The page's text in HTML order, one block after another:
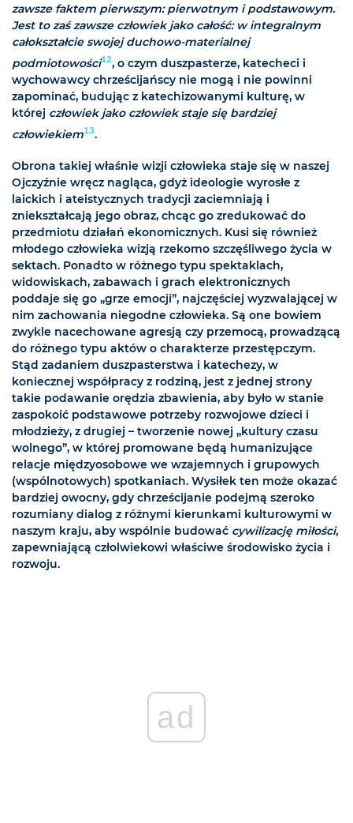
zawsze faktem pierwszym: pierwotnym i podstawowym.
Jest to zaś zawsze człowiek jako całość: w integralnym
całokształcie swojej duchowo-materialnej
podmiotowości12, o czym duszpasterze, katecheci i
wychowawcy chrześcijańscy nie mogą i nie powinni
zapominać, budując z katechizowanymi kulturę, w
której człowiek jako człowiek staje się bardziej
człowiekiem13.
Obrona takiej właśnie wizji człowieka staje się w naszej
Ojczyźnie wręcz nagląca, gdyż ideologie wyrosłe z
laickich i ateistycznych tradycji zaciemniają i
zniekształcają jego obraz, chcąc go zredukować do
przedmiotu działań ekonomicznych. Kusi się również
młodego człowieka wizją rzekomo szczęśliwego życia w
sektach. Ponadto w różnego typu spektaklach,
widowiskach, zabawach i grach elektronicznych
poddaje się go „grze emocji”, najczęściej wyzwalającej w
nim zachowania niegodne człowieka. Są one bowiem
zwykle nacechowane agresją czy przemocą, prowadzącą
do różnego typu aktów o charakterze przestępczym.
Stąd zadaniem duszpasterstwa i katechezy, w
koniecznej współpracy z rodziną, jest z jednej strony
takie podawanie orędzia zbawienia, aby było w stanie
zaspokoić podstawowe potrzeby rozwojowe dzieci i
młodzieży, z drugiej – tworzenie nowej „kultury czasu
wolnego”, w której promowane będą humanizujące
relacje międzyosobowe we wzajemnych i grupowych
(wspólnotowych) spotkaniach. Wysiłek ten może okazać
bardziej owocny, gdy chrześcijanie podejmą szeroko
rozumiany dialog z różnymi kierunkami kulturowymi w
naszym kraju, aby wspólnie budować cywilizację miłości,
zapewniającą człolwiekowi właściwe środowisko życia i
rozwoju.
ad